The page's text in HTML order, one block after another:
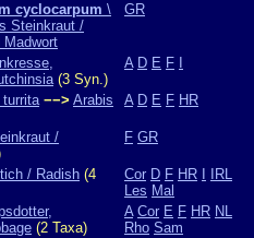
cyclocarpum \
Steinkraut /
Madwort
GR
(3 Syn.)
A D E F
turrita −−> Arabis
A D E F HR
/
F GR
/ Radish (4
Cor D F HR
IRL
Les Mal
(2 Taxa)
A Cor E F HR NL
Rho Sam